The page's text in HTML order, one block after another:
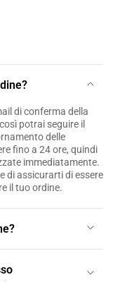
di conferma della
potrai seguire il
delle
fino a 24 ore, quindi
immediatamente.
di assicurarti di essere
il tuo ordine.
entro 1-5 giorni